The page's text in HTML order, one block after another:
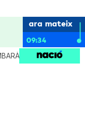
ara mateix
09:34
CRIANÇA